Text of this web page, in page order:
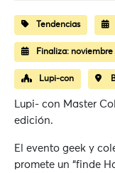
Tendencias
Finaliza: noviembre
Lupi-con
Lupi- con Master
edición.
El evento geek y
promete un “finde